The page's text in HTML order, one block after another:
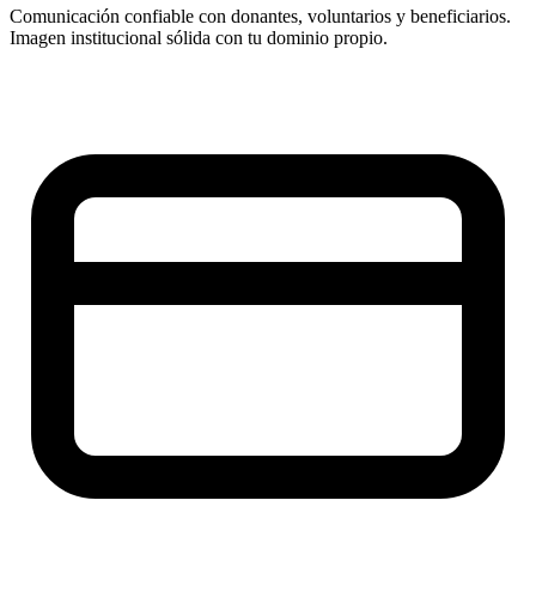
Comunicación confiable con donantes, voluntarios y beneficiarios.
Imagen institucional sólida con tu dominio propio.